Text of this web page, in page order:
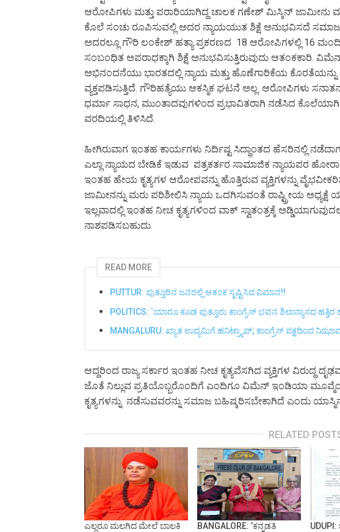
ಆರೋಪಿಗಳು ಮತ್ತು ಪರಾರಿಯಾಗಿದ್ದ ಚಾಲಕ ಗಣೇಶ್ ಮಿಸ್ಕಿನ್ ಜಾಮೀನು
ಕೊಲೆ ಸಂಚು ರೂಪಿಸುವಲ್ಲಿ ಅದರ ನ್ಯಾಯಯುತ ಶಿಕ್ಷೆ ಅನುಭವಿಸದೆ
ಅದರಲ್ಲೂ ಗೌರಿ ಲಂಕೇಶ್ ಹತ್ಯಾ ಪ್ರಕರಣದ 18 ಆರೋಪಿಗಳಲ್ಲಿ 16 ಮಂದಿ
ಸಂಬಂಧಿತ ಅಪರಾಧಕ್ಕಾಗಿ ಶಿಕ್ಷೆ ಅನುಭವಿಸುತ್ತಿರುವುದು
ಅಭಿನಂದನೆಯು ಭಾರತದಲ್ಲಿ ನ್ಯಾಯ ಮತ್ತು ಹೊಣೆಗಾರಿಕೆಯ ಕೊರತೆಯನ್ನು
ವ್ಯಕ್ತಪಡಿಸುತ್ತಿದೆ. ಗೌರಿಹತ್ಯೆಯು ಆಕಸ್ಮಿಕ ಘಟನೆ ಅಲ್ಲ. ಆರೋಪಿಗಳು
ಧರ್ಮಾ ಸಾಧನ, ಮುಂತಾದವುಗಳಿಂದ ಪ್ರಭಾವಿತರಾಗಿ ನಡೆಸಿದ
ವರದಿಯಲ್ಲಿ ತಿಳಿಸಿದೆ.
ಹೀಗಿರುವಾಗ ಇಂತಹ ಕಾರ್ಯಗಳು ನಿರ್ದಿಷ್ಟ ಸಿದ್ಧಾಂತದ ಹೆಸರಿನಲ್ಲಿ
ಎಲ್ಲಾ ನ್ಯಾಯದ ಬೇಡಿಕೆ ಇಡುವ ಪತ್ರಕರ್ತರ ಸಾಮಾಜಿಕ ನ್ಯಾಯಪರ
ಇಂತಹ ಹೇಯ ಕೃತ್ಯಗಳ ಆರೋಪವನ್ನು ಹೊತ್ತಿರುವ ವ್ಯಕ್ತಿಗಳನ್ನು
ಜಾಮೀನನ್ನು ಮರು ಪರಿಶೀಲಿಸಿ ನ್ಯಾಯ ಒದಗಿಸುವಂತೆ ರಾಷ್ಟ್ರೀಯ ಅಧ್ಯಕ್ಷೆ
ಇಲ್ಲವಾದಲ್ಲಿ ಇಂತಹ ನೀಚ ಕೃತ್ಯಗಳಿಂದ ವಾಕ್ ಸ್ವಾತಂತ್ರಕ್ಕೆ
ನಾಶಪಡಿಸಬಹುದು.
READ MORE
PUTTUR: ಪುತ್ತೂರಿನ ಜನರಲ್ಲಿ ಆತಂಕ ಸೃಷ್ಟಿಸಿದ ವಿಮಾನ!!
POLITICS: `ಯಾರೂ ಕೂಡ ಪುತ್ತೂರು ಕಾಂಗ್ರೆಸ್ ಭವನ ಶಿಲಾನ್ಯಾಸದ
MANGALURU: ಖ್ಯಾತ ಉದ್ಯಮಿಗೆ ಹನಿಟ್ರ್ಯಾಪ್; ಕಾಂಗ್ರೆಸ್ ಪಕ್ಷದಿಂದ
ಆದ್ದರಿಂದ ರಾಜ್ಯ ಸರ್ಕಾರ ಇಂತಹ ನೀಚ ಕೃತ್ಯವೆಸಗಿದ ವ್ಯಕ್ತಿಗಳ ವಿರುದ್ಧ
ಜೊತೆ ನಿಲ್ಲುವ ಪ್ರತಿಯೊಬ್ಬರೊಂದಿಗೆ ಎಂದಿಗೂ ವಿಮೆನ್ ಇಂಡಿಯಾ
ಕೃತ್ಯಗಳನ್ನು ನಡೆಸುವವರನ್ನು ಸಮಾಜ ಬಹಿಷ್ಕರಿಸಬೇಕಾಗಿದೆ ಎಂದು
RELATED
ಎಲ್ಲರೂ ಮಲಗಿದ ಮೇಲೆ ಬಾಲಕಿ BANGALORE: ʼಕನ್ನಡತಿ